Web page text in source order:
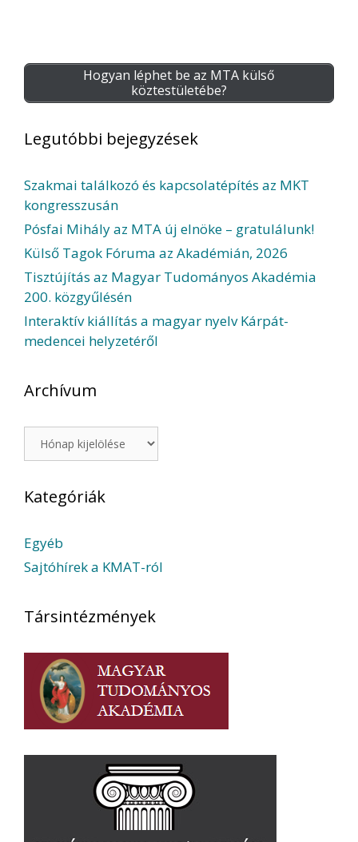
Hogyan léphet be az MTA külső
köztestületébe?
Legutóbbi bejegyzések
Szakmai találkozó és kapcsolatépítés az MKT
kongresszusán
Pósfai Mihály az MTA új elnöke – gratulálunk!
Külső Tagok Fóruma az Akadémián, 2026
Tisztújítás az Magyar Tudományos Akadémia
200. közgyűlésén
Interaktív kiállítás a magyar nyelv Kárpát-
medencei helyzetéről
Archívum
Archívum
Kategóriák
Egyéb
Sajtóhírek a KMAT-ról
Társintézmények